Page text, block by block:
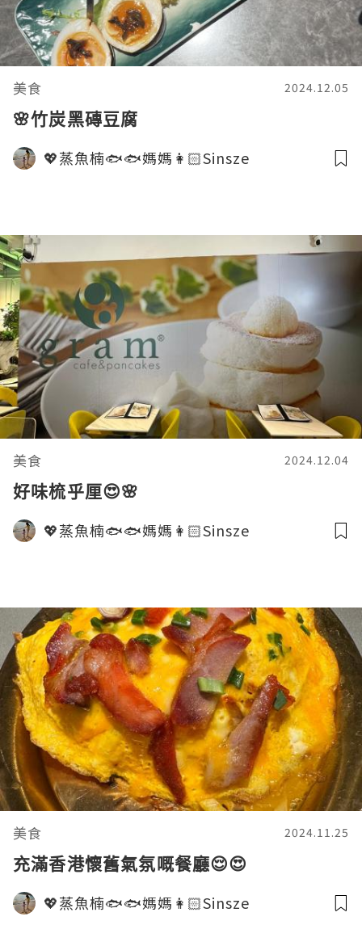
美食 2024.12.05
🌸竹炭黑磚豆腐
💖蒸魚楠🐟🐟媽媽👩🏻Sinsze
美食 2024.12.04
好味梳乎厘😍🌸
💖蒸魚楠🐟🐟媽媽👩🏻Sinsze
美食 2024.11.25
充滿香港懷舊氣氛嘅餐廳😌😍
💖蒸魚楠🐟🐟媽媽👩🏻Sinsze